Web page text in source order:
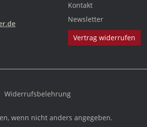
Kontakt
Newsletter
Vertrag widerrufen
Widerrufsbelehrung
wenn nicht anders angegeben.